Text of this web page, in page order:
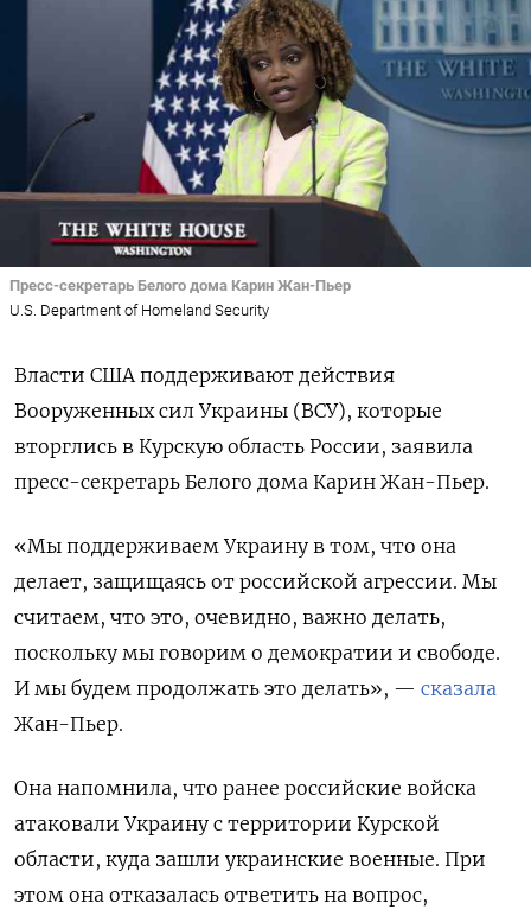
Пресс-секретарь Белого дома Карин Жан-Пьер
U.S. Department of Homeland Security
Власти США поддерживают действия
Вооруженных сил Украины (ВСУ), которые
вторглись в Курскую область России, заявила
пресс-секретарь Белого дома Карин Жан-Пьер.
«Мы поддерживаем Украину в том, что она
делает, защищаясь от российской агрессии. Мы
считаем, что это, очевидно, важно делать,
поскольку мы говорим о демократии и свободе.
И мы будем продолжать это делать», — сказала
Жан-Пьер.
Она напомнила, что ранее российские войска
атаковали Украину с территории Курской
области, куда зашли украинские военные. При
этом она отказалась ответить на вопрос,